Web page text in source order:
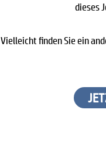
dieses
Vielleicht finden Sie ein